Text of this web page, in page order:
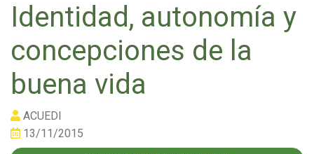
Identidad, autonomía y
concepciones de la
buena vida
ACUEDI
13/11/2015